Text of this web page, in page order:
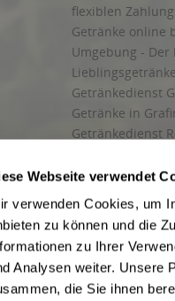
Webseite verwendet
verwenden Cookies, um
zu können und die
zu Ihrer
Analysen weiter. Unsere
die Sie ihnen
flexiblen
Getränke online
Umgebung -
Getränkedienst
Getränke in
Getränkedienst
und Umgebung
Liefergebiet
Lieferservice für
Wir liefern
Kontakt
Newsletter